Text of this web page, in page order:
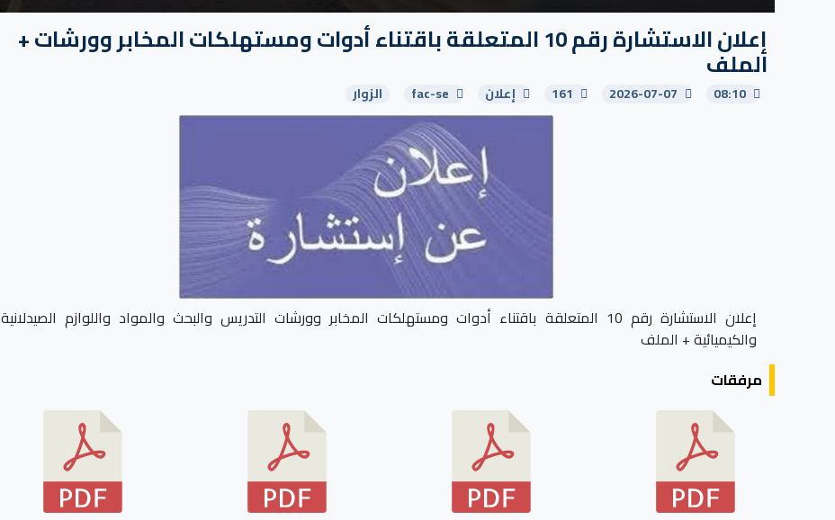
إعلان الاستشارة رقم 10 المتعلقة باقتناء أدوات ومستهلكات المخابر وورشات +
الملف
08:10
2026-07-07
161 إعلان fac-se الزوار
إعلان الاستشارة رقم 10 المتعلقة باقتناء أدوات ومستهلكات المخابر وورشات التدريس والبحث والمواد واللوازم الصيدلانية
والكيميائية + الملف
مرفقات